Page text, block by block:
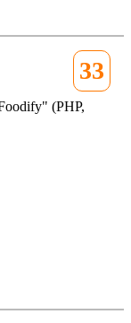
33
(PHP,